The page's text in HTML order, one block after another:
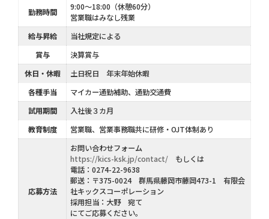
勤務時間
9:00～18:00（休憩60分）
営業職はみなし残業
給与昇給
当社規定による
賞与
決算賞与
休日・休暇
土日祝日 年末年始休暇
各種手当
マイカー通勤補助、通勤交通費
試用期間
入社後３カ月
教育制度
営業職、営業事務職共に研修・OJT体制あり
応募方法
お問い合わせフォーム
https://kics-ksk.jp/contact/ もしくは
電話：0274-22-9638
郵送：〒375-0024 群馬県藤岡市藤岡473-1 有限会
社キックスコーポレーション
採用担当：大野 宛て
にてご応募ください。